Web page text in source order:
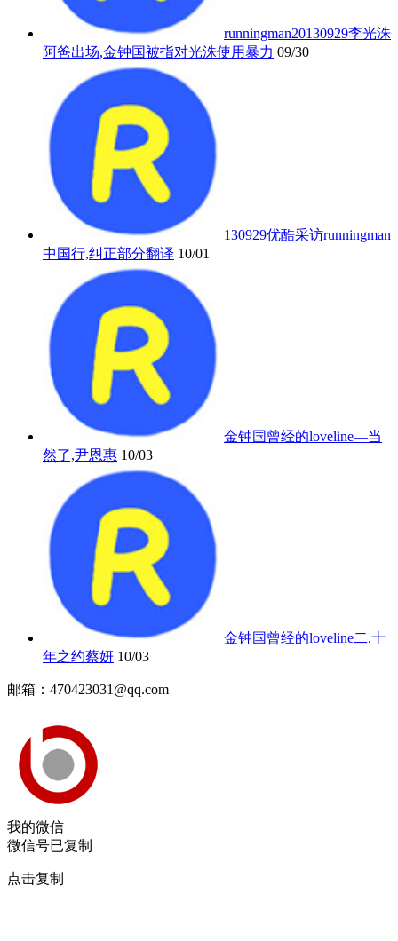
runningman20130929李光洙
阿爸出场,金钟国被指对光洙使用暴力 09/30
130929优酷采访runningman
中国行,纠正部分翻译 10/01
金钟国曾经的loveline—当
然了,尹恩惠 10/03
金钟国曾经的loveline二,十
年之约蔡妍 10/03
邮箱：470423031@qq.com
我的微信
微信号已复制
点击复制